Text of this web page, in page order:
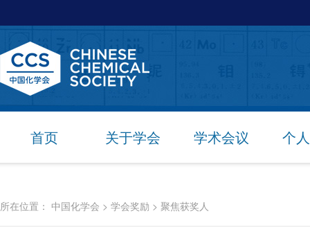
首页 关于学会 学术会议 个
所在位置： 中国化学会 > 学会奖励 > 聚焦获奖人